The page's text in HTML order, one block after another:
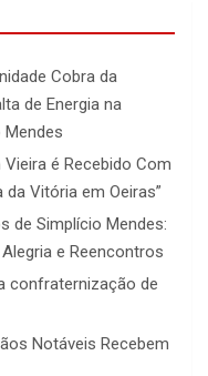
Cobra da
de Energia na
Mendes
Vieira é Recebido Com
Vitória em Oeiras”
de Simplício Mendes:
e Reencontros
confraternização de
Notáveis Recebem